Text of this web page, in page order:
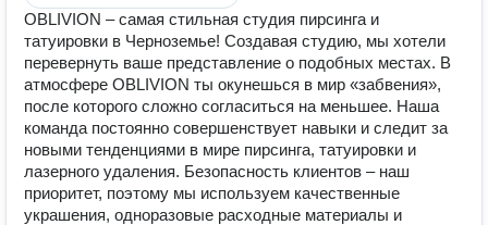
OBLIVION – самая стильная студия пирсинга и
татуировки в Черноземье! Создавая студию, мы хотели
перевернуть ваше представление о подобных местах. В
атмосфере OBLIVION ты окунешься в мир «забвения»,
после которого сложно согласиться на меньшее. Наша
команда постоянно совершенствует навыки и следит за
новыми тенденциями в мире пирсинга, татуировки и
лазерного удаления. Безопасность клиентов – наш
приоритет, поэтому мы используем качественные
украшения, одноразовые расходные материалы и